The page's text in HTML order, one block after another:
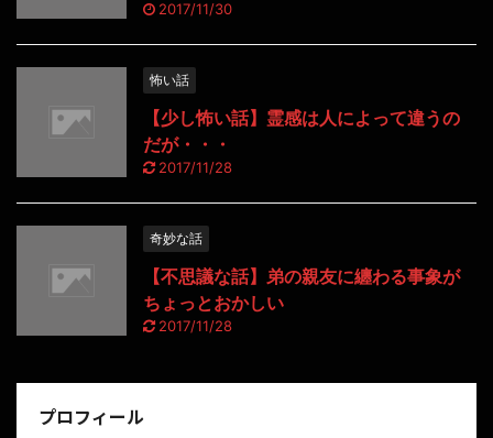
2017/11/30
怖い話
【少し怖い話】霊感は人によって違うの
だが・・・
2017/11/28
奇妙な話
【不思議な話】弟の親友に纏わる事象が
ちょっとおかしい
2017/11/28
プロフィール